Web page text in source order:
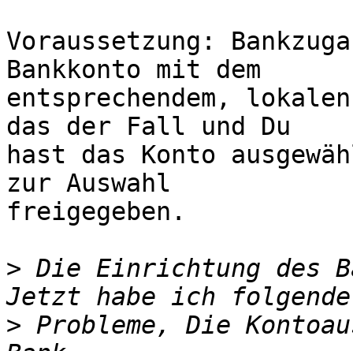
Voraussetzung:
Bankkonto mit dem
entsprechendem,
das der Fall und Du
hast das Konto
zur Auswahl
freigegeben.
> Die Einrichtung des
> Probleme, Die